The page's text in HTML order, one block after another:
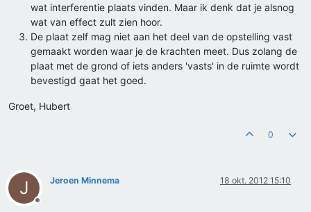
wat interferentie plaats vinden. Maar ik denk dat je alsnog
wat van effect zult zien hoor.
De plaat zelf mag niet aan het deel van de opstelling vast
gemaakt worden waar je de krachten meet. Dus zolang de
plaat met de grond of iets anders 'vasts' in de ruimte wordt
bevestigd gaat het goed.
Groet, Hubert
0
J
Offline
Jeroen Minnema 18 okt. 2012 15:10